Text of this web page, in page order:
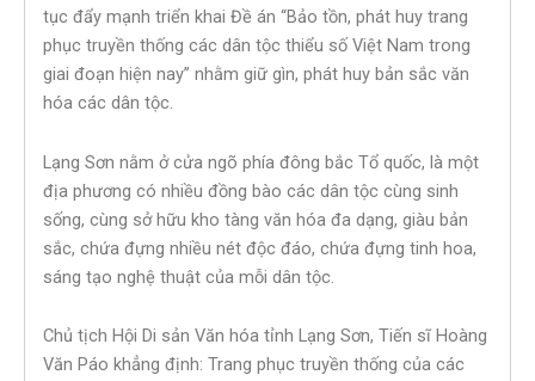
tục đẩy mạnh triển khai Đề án “Bảo tồn, phát huy trang
phục truyền thống các dân tộc thiểu số Việt Nam trong
giai đoạn hiện nay” nhằm giữ gìn, phát huy bản sắc văn
hóa các dân tộc.
Lạng Sơn nằm ở cửa ngõ phía đông bắc Tổ quốc, là một
địa phương có nhiều đồng bào các dân tộc cùng sinh
sống, cùng sở hữu kho tàng văn hóa đa dạng, giàu bản
sắc, chứa đựng nhiều nét độc đáo, chứa đựng tinh hoa,
sáng tạo nghệ thuật của mỗi dân tộc.
Chủ tịch Hội Di sản Văn hóa tỉnh Lạng Sơn, Tiến sĩ Hoàng
Văn Páo khẳng định: Trang phục truyền thống của các